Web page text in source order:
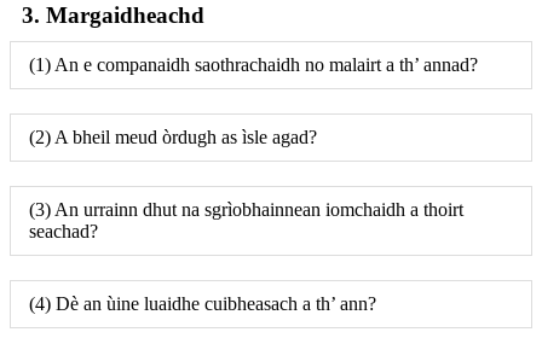
3. Margaidheachd
(1) An e companaidh saothrachaidh no malairt a th’ annad?
(2) A bheil meud òrdugh as ìsle agad?
(3) An urrainn dhut na sgrìobhainnean iomchaidh a thoirt
seachad?
(4) Dè an ùine luaidhe cuibheasach a th’ ann?